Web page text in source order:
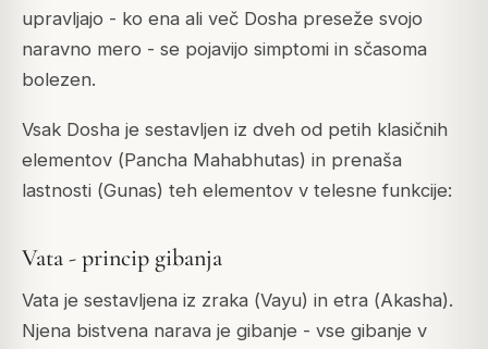
upravljajo - ko ena ali več Dosha preseže svojo
naravno mero - se pojavijo simptomi in sčasoma
bolezen.
Vsak Dosha je sestavljen iz dveh od petih klasičnih
elementov (Pancha Mahabhutas) in prenaša
lastnosti (Gunas) teh elementov v telesne funkcije:
Vata - princip gibanja
Vata je sestavljena iz zraka (Vayu) in etra (Akasha).
Njena bistvena narava je gibanje - vse gibanje v